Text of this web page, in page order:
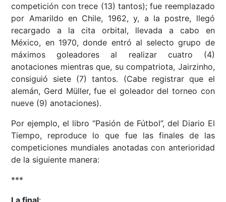
competición con trece (13) tantos); fue reemplazado
por Amarildo en Chile, 1962, y, a la postre, llegó
recargado a la cita orbital, llevada a cabo en
México, en 1970, donde entró al selecto grupo de
máximos goleadores al realizar cuatro (4)
anotaciones mientras que, su compatriota, Jairzinho,
consiguió siete (7) tantos. (Cabe registrar que el
alemán, Gerd Müller, fue el goleador del torneo con
nueve (9) anotaciones).
Por ejemplo, el libro “Pasión de Fútbol”, del Diario El
Tiempo, reproduce lo que fue las finales de las
competiciones mundiales anotadas con anterioridad
de la siguiente manera:
***